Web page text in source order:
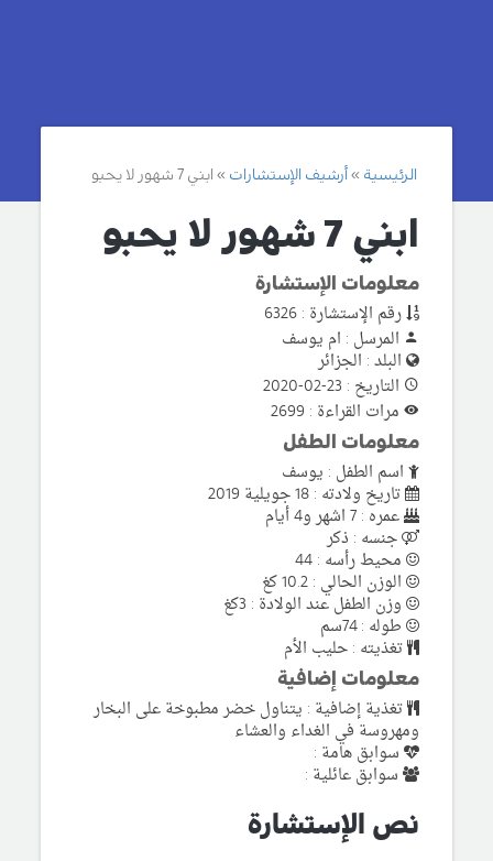
الرئيسية أرشيف الإستشارات ابني 7 شهور لا يحبو
ابني 7 شهور لا يحبو
معلومات الإستشارة
رقم الإستشارة : 6326
المرسل : ام يوسف
البلد : الجزائر
التاريخ : 23-02-2020
مرات القراءة : 2699
معلومات الطفل
اسم الطفل : يوسف
تاريخ ولادته : 18 جويلية 2019
عمره : 7 اشهر و4 أيام
جنسه : ذكر
محيط رأسه : 44
الوزن الحالي : 10.2 كغ
وزن الطفل عند الولادة : 3كغ
طوله : 74سم
تغذيته : حليب الأم
معلومات إضافية
تغذية إضافية : يتناول خضر مطبوخة على البخار
ومهروسة في الغداء والعشاء
سوابق هامة :
سوابق عائلية :
نص الإستشارة